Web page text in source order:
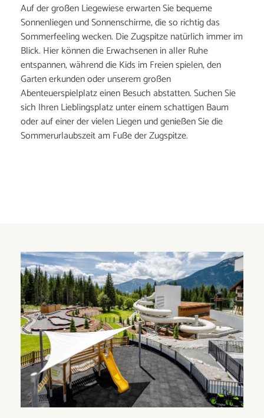
Auf der großen Liegewiese erwarten Sie bequeme
Sonnenliegen und Sonnenschirme, die so richtig das
Sommerfeeling wecken. Die Zugspitze natürlich immer im
Blick. Hier können die Erwachsenen in aller Ruhe
entspannen, während die Kids im Freien spielen, den
Garten erkunden oder unserem großen
Abenteuerspielplatz einen Besuch abstatten. Suchen Sie
sich Ihren Lieblingsplatz unter einem schattigen Baum
oder auf einer der vielen Liegen und genießen Sie die
Sommerurlaubszeit am Fuße der Zugspitze.